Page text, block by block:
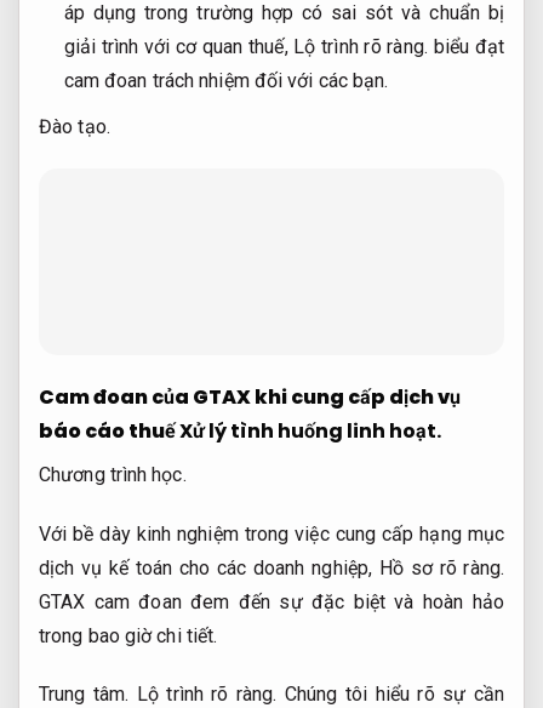
áp dụng trong trường hợp có sai sót và chuẩn bị
giải trình với cơ quan thuế, Lộ trình rõ ràng. biểu đạt
cam đoan trách nhiệm đối với các bạn.
Đào tạo.
Cam đoan của GTAX khi cung cấp dịch vụ
báo cáo thuếXử lý tình huống linh hoạt.
Chương trình học.
Với bề dày kinh nghiệm trong việc cung cấp hạng mục
dịch vụ kế toán cho các doanh nghiệp, Hồ sơ rõ ràng.
GTAX cam đoan đem đến sự đặc biệt và hoàn hảo
trong bao giờ chi tiết.
Trung tâm. Lộ trình rõ ràng. Chúng tôi hiểu rõ sự cần